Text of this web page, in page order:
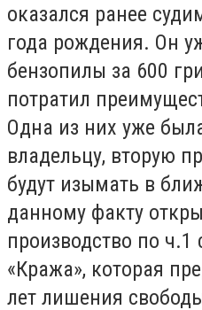
оказался ранее
года рождения. Он
бензопилы за 600
потратил
Одна из них уже
владельцу, вторую
будут изымать в
данному факту
производство по
«Кража», которая
лет лишения